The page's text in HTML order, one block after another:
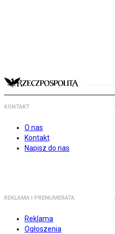
KONTAKT
O nas
Kontakt
Napisz do nas
REKLAMA I PRENUMERATA
Reklama
Ogłoszenia